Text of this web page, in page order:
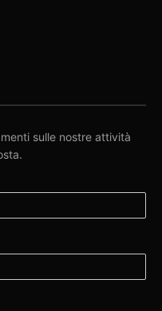
sulle nostre attività